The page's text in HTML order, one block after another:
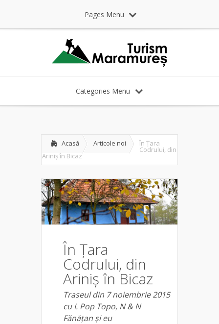
Pages Menu
Categories Menu
Acasă Articole noi În Țara
Codrului, din
Ariniș în Bicaz
În Țara
Codrului, din
Ariniș în Bicaz
Traseul din 7 noiembrie 2015
cu I. Pop Topo, N & N
Fănățan și eu